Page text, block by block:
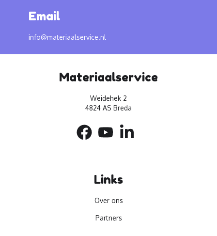
Email
info@materiaalservice.nl
Materiaalservice
Weidehek 2
4824 AS Breda
Links
Over ons
Partners